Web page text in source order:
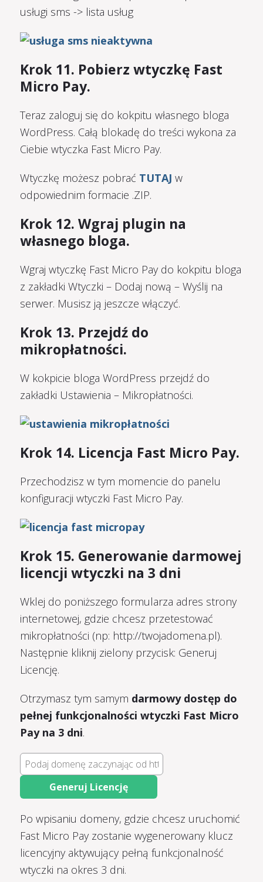
usługi sms -> lista usług
Krok 11. Pobierz wtyczkę Fast
Micro Pay.
Teraz zaloguj się do kokpitu własnego bloga
WordPress. Całą blokadę do treści wykona za
Ciebie wtyczka Fast Micro Pay.
Wtyczkę możesz pobrać TUTAJ w
odpowiednim formacie .ZIP.
Krok 12. Wgraj plugin na
własnego bloga.
Wgraj wtyczkę Fast Micro Pay do kokpitu bloga
z zakładki Wtyczki – Dodaj nową – Wyślij na
serwer. Musisz ją jeszcze włączyć.
Krok 13. Przejdź do
mikropłatności.
W kokpicie bloga WordPress przejdź do
zakładki Ustawienia – Mikropłatności.
Krok 14. Licencja Fast Micro Pay.
Przechodzisz w tym momencie do panelu
konfiguracji wtyczki Fast Micro Pay.
Krok 15. Generowanie darmowej
licencji wtyczki na 3 dni
Wklej do poniższego formularza adres strony
internetowej, gdzie chcesz przetestować
mikropłatności (np: http://twojadomena.pl).
Następnie kliknij zielony przycisk: Generuj
Licencję.
Otrzymasz tym samym darmowy dostęp do
pełnej funkcjonalności wtyczki Fast Micro
Pay na 3 dni.
Po wpisaniu domeny, gdzie chcesz uruchomić
Fast Micro Pay zostanie wygenerowany klucz
licencyjny aktywujący pełną funkcjonalność
wtyczki na okres 3 dni.